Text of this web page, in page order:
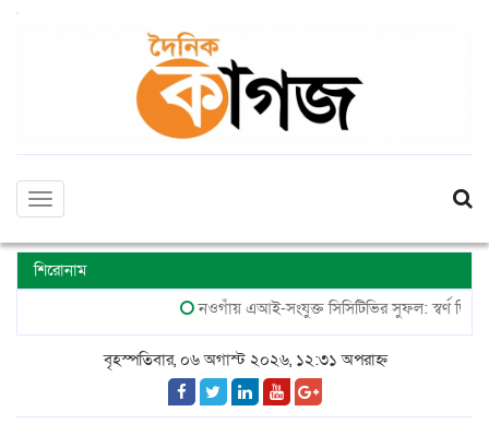
Toggle
শিরোনাম
নওগাঁয় এআই-সংযুক্ত সিসিটিভির সুফল: স্বর্ণ ছিনতাই
বৃহস্পতিবার, ০৬ অগাস্ট ২০২৬, ১২:৩১ অপরাহ্ন